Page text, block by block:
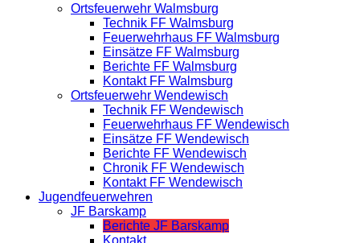
Ortsfeuerwehr Walmsburg
Technik FF Walmsburg
Feuerwehrhaus FF Walmsburg
Einsätze FF Walmsburg
Berichte FF Walmsburg
Kontakt FF Walmsburg
Ortsfeuerwehr Wendewisch
Technik FF Wendewisch
Feuerwehrhaus FF Wendewisch
Einsätze FF Wendewisch
Berichte FF Wendewisch
Chronik FF Wendewisch
Kontakt FF Wendewisch
Jugendfeuerwehren
JF Barskamp
Berichte JF Barskamp
Kontakt